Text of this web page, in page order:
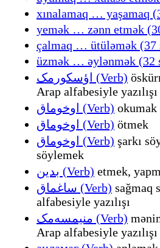
xınalamaq … yaşamaq
yemək … zənn etmək
çalmaq … ütüləmək (37
üzmək … əylənmək (32
اؤسکورمک (Verb)
Arap alfabesiyle yazılışı
اوخوماق (Verb) okumak
اوخوماق (Verb) ötmek
اوخوماق (Verb) şarkı
söylemek
بدين (Verb) etmek,
ساغماق (Verb) sağmaq
alfabesiyle yazılışı
منیمسه‌مک (Verb)
Arap alfabesiyle yazılışı